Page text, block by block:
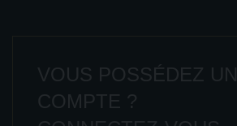
VOUS POSSÉDEZ UN
COMPTE ?